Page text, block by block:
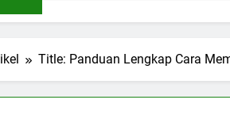
Title: Panduan Lengkap Cara